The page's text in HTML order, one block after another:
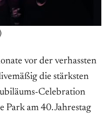
vor der verhassten
die stärksten
Celebration
am 40. Jahrestag